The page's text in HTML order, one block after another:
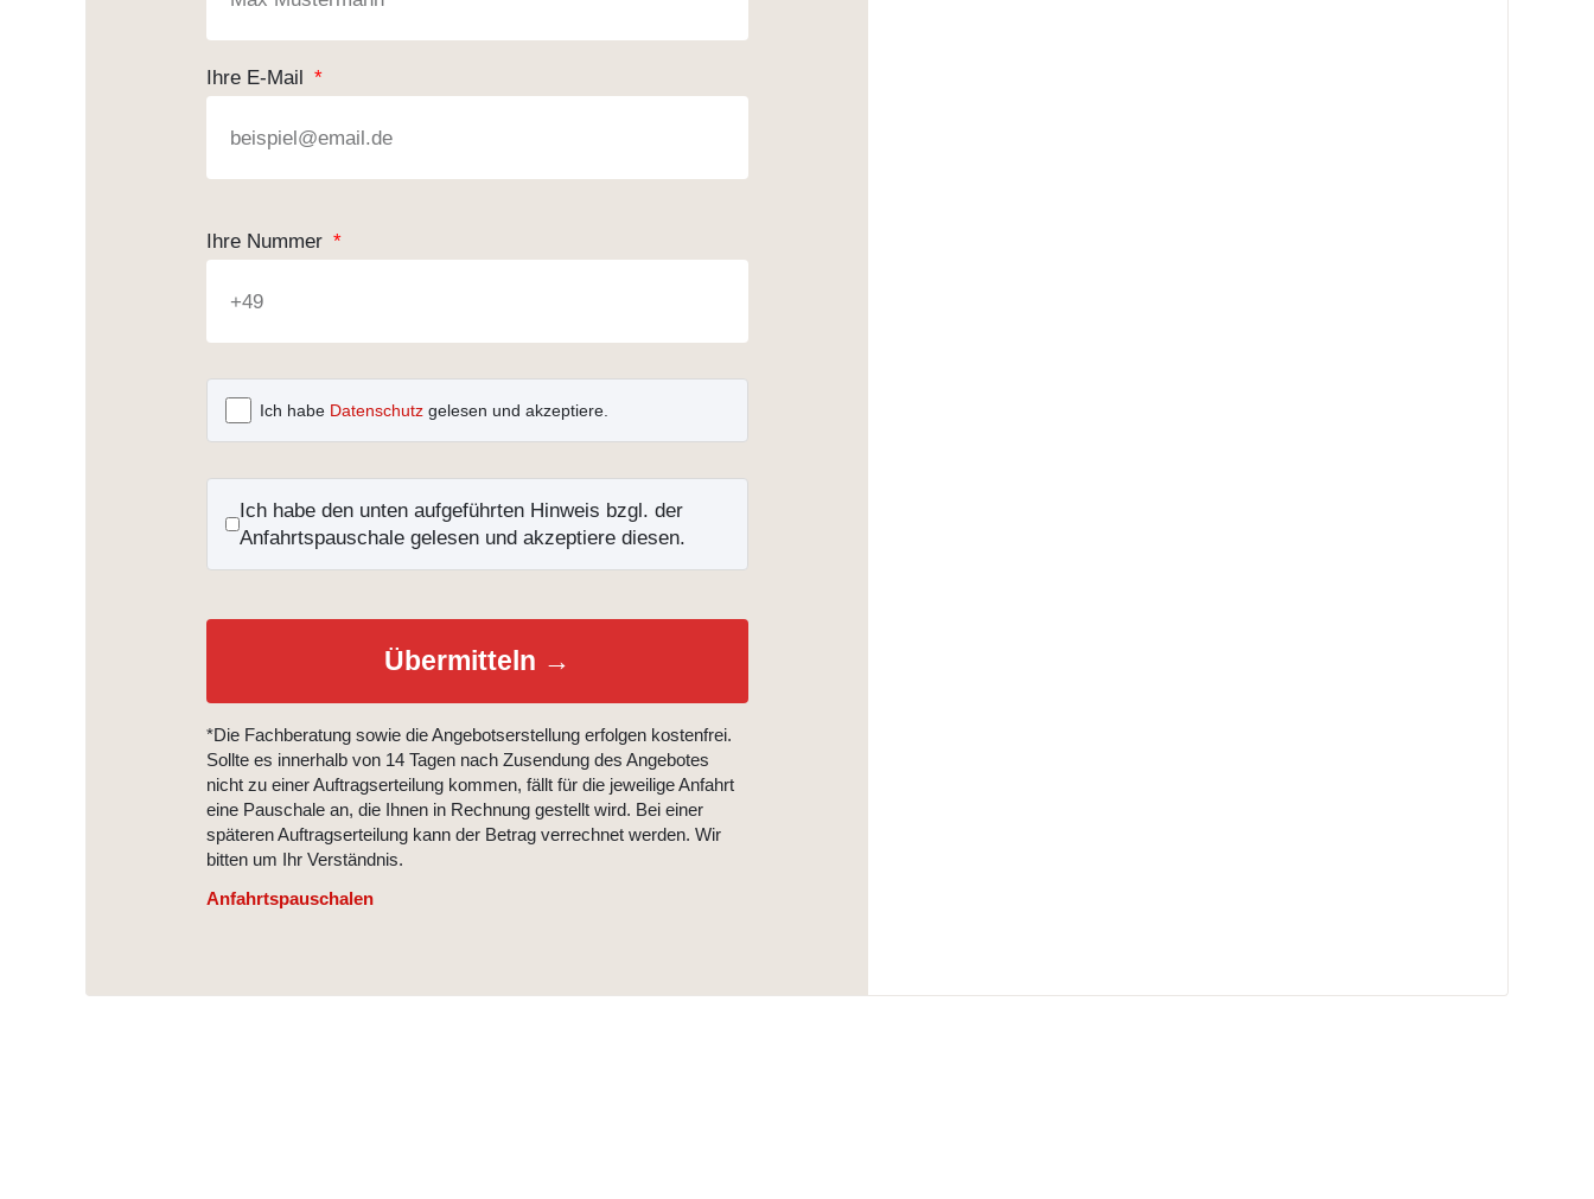
Ihre E-Mail
Ihre Nummer
Ich habe Datenschutz gelesen und akzeptiere.
Ich habe den unten aufgeführten Hinweis bzgl. der
Anfahrtspauschale gelesen und akzeptiere diesen.
Übermitteln →
*Die Fachberatung sowie die Angebotserstellung erfolgen kostenfrei.
Sollte es innerhalb von 14 Tagen nach Zusendung des Angebotes
nicht zu einer Auftragserteilung kommen, fällt für die jeweilige Anfahrt
eine Pauschale an, die Ihnen in Rechnung gestellt wird. Bei einer
späteren Auftragserteilung kann der Betrag verrechnet werden. Wir
bitten um Ihr Verständnis.
Anfahrtspauschalen